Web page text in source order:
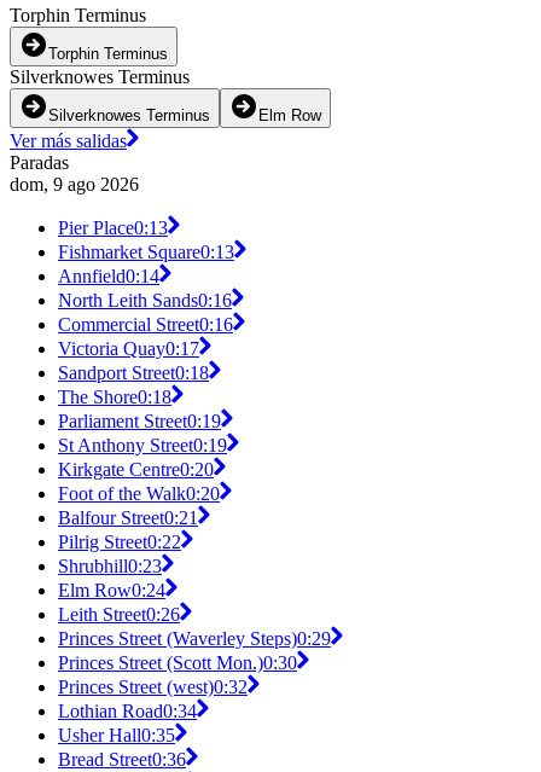
Torphin Terminus
Torphin Terminus
Silverknowes Terminus
Silverknowes Terminus Elm Row
Ver más salidas
Paradas
dom, 9 ago 2026
Pier Place0:13
Fishmarket Square0:13
Annfield0:14
North Leith Sands0:16
Commercial Street0:16
Victoria Quay0:17
Sandport Street0:18
The Shore0:18
Parliament Street0:19
St Anthony Street0:19
Kirkgate Centre0:20
Foot of the Walk0:20
Balfour Street0:21
Pilrig Street0:22
Shrubhill0:23
Elm Row0:24
Leith Street0:26
Princes Street (Waverley Steps)0:29
Princes Street (Scott Mon.)0:30
Princes Street (west)0:32
Lothian Road0:34
Usher Hall0:35
Bread Street0:36